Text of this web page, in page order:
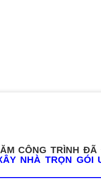
CÔNG TRÌNH
NHÀ TRỌN GÓI